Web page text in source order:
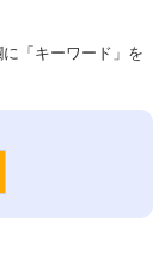
フ
「キーワード」を